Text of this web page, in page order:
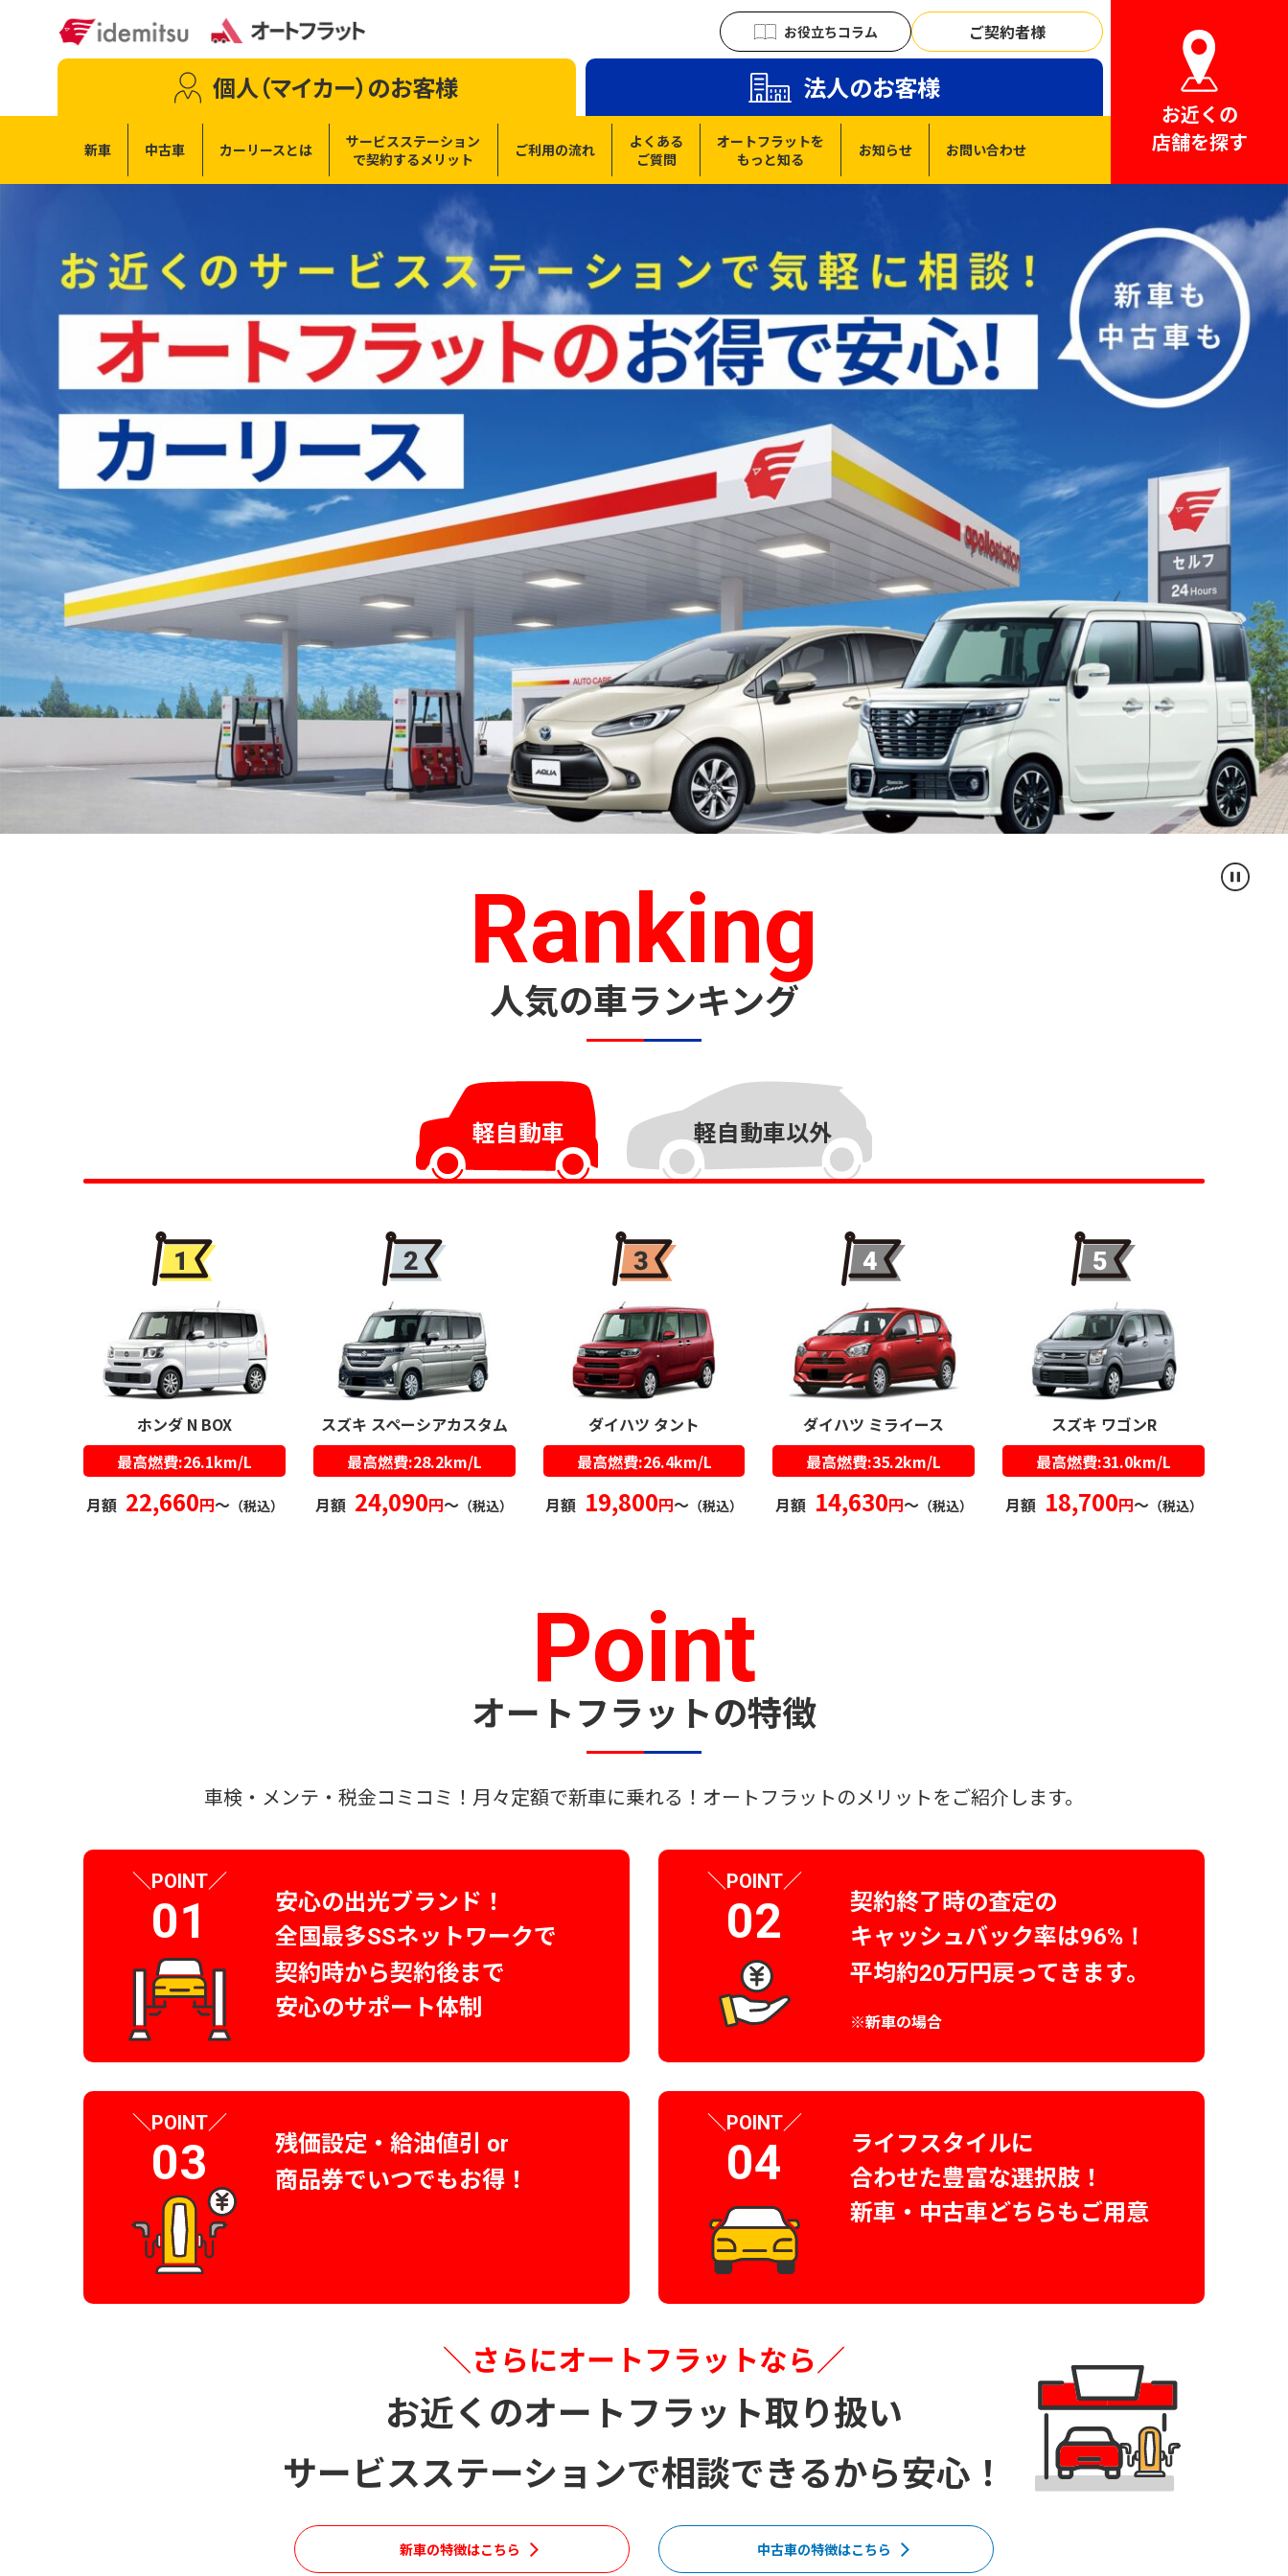
お役立ちコラム ご契約者様
個人（マイカー） のお客様 法人のお客様
新車 中古車 カーリースとは
サービスステーション
で契約するメリット ご利用の流れ
よくある
ご質問
オートフラットを
もっと知る
お知らせ お問い合わせ
お近くの
店舗を探す
人気の車ランキング
Ranking
軽自動車 軽自動車以外
ホンダ N BOX
最高燃費:26.1km/L
月額 22,660円〜（税込）
スズキ スペーシアカスタム
最高燃費:28.2km/L
月額 24,090円〜 （税込）
ダイハツ タント
最高燃費:26.4km/L
月額 19,800円〜 （税込）
ダイハツ ミライース
最高燃費:35.2km/L
月額 14,630円〜（税込）
スズキ ワゴンR
最高燃費:31.0km/L
月額 18,700円〜（税込）
オートフラットの特徴
Point
車検・メンテ・税金コミコミ！ 月々定額で新車に乗れる！ オートフラットのメリットをご紹介します。
＼POINT／
01
安心の出光ブランド！
全国最多SSネットワークで
契約時から契約後まで
安心のサポート体制
＼POINT／
02
契約終了時の査定の
キャッシュバック率は96%！
平均約20万円戻ってきます。
※新車の場合
＼POINT／
03 残価設定・給油値引 or
商品券でいつでもお得！
＼POINT／
04
ライフスタイルに
合わせた豊富な選択肢！
新車・中古車どちらもご用意
＼さらにオートフラットなら／
お近くのオートフラット取り扱い
サービスステーションで相談できるから安心！
新車の特徴はこちら 中古車の特徴はこちら